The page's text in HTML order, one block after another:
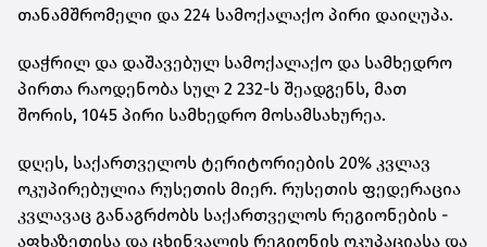
თანამშრომელი და 224 სამოქალაქო პირი დაიღუპა.
დაჭრილ და დაშავებულ სამოქალაქო და სამხედრო
პირთა რაოდენობა სულ 2 232-ს შეადგენს, მათ
შორის, 1045 პირი სამხედრო მოსამსახურეა.
დღეს, საქართველოს ტერიტორიების 20% კვლავ
ოკუპირებულია რუსეთის მიერ. რუსეთის ფედერაცია
კვლავაც განაგრძობს საქართველოს რეგიონების -
აფხაზეთისა და ცხინვალის რეგიონის ოკუპაციასა და